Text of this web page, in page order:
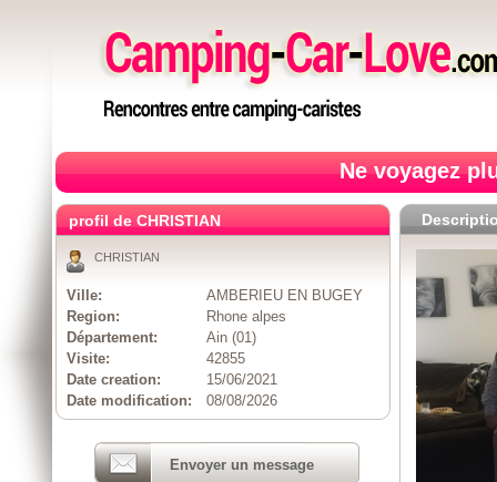
Ne voyagez
profil de CHRISTIAN
CHRISTIAN
Ville:
AMBERIEU EN BUGEY
Region:
Rhone alpes
Département:
Ain (01)
Visite:
42855
Date creation:
15/06/2021
Date modification:
08/08/2026
Envoyer un message